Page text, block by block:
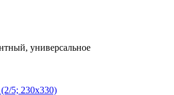
универсальное